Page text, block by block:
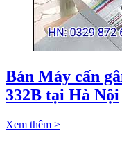
Bán Máy cấn
332B tại Hà Nội
Xem thêm >